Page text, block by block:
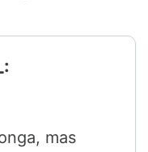
mas